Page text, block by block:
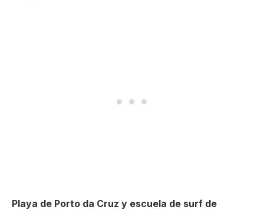
Playa de Porto da Cruz y escuela de surf de